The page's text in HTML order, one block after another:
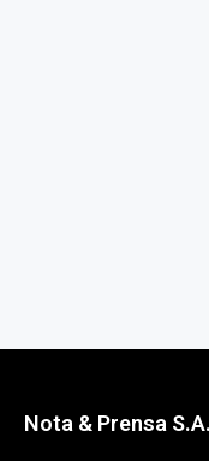
Nota & Prensa